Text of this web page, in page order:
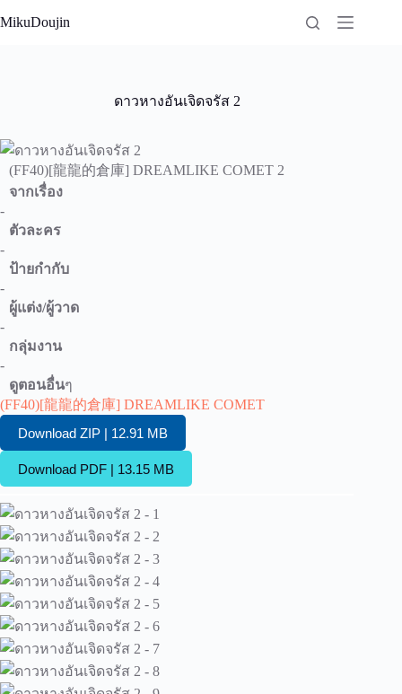
to
MikuDoujin
ดาวหางอันเจิดจรัส 2
(FF40)[龍龍的倉庫] DREAMLIKE COMET 2
จากเรื่อง
-
ตัวละคร
-
ป้ายกำกับ
-
ผู้แต่ง/ผู้วาด
-
กลุ่มงาน
-
ดูตอนอื่นๆ
(FF40)[龍龍的倉庫] DREAMLIKE COMET
Download ZIP | 12.91 MB
Download PDF | 13.15 MB